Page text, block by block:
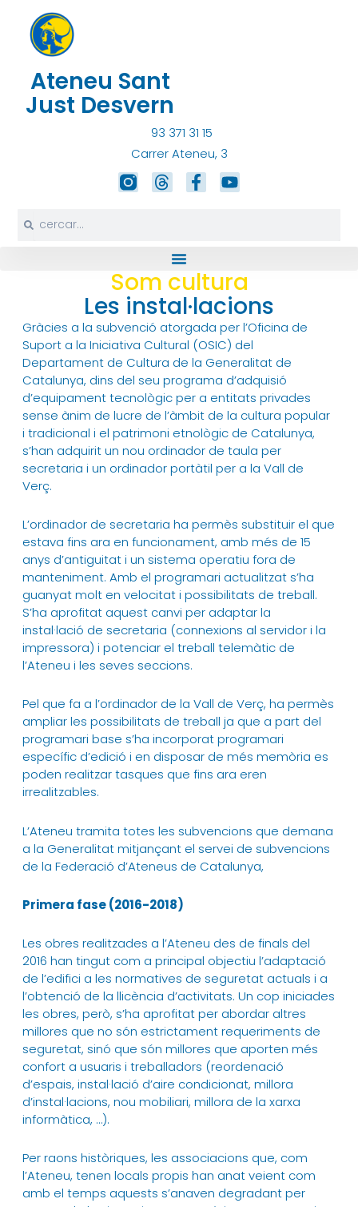
contingut
Ateneu Sant
Just Desvern
93 371 31 15
Carrer Ateneu, 3
T
h
F
a
o
k
-
f
Y
o
e
Som cultura
Les instal·lacions
Gràcies a la subvenció atorgada per l’Oficina de
Suport a la Iniciativa Cultural (OSIC) del
Departament de Cultura de la Generalitat de
Catalunya, dins del seu programa d’adquisió
d’equipament tecnològic per a entitats privades
sense ànim de lucre de l’àmbit de la cultura popular
i tradicional i el patrimoni etnològic de Catalunya,
s’han adquirit un nou ordinador de taula per
secretaria i un ordinador portàtil per a la Vall de
Verç.
L’ordinador de secretaria ha permès substituir el que
estava fins ara en funcionament, amb més de 15
anys d’antiguitat i un sistema operatiu fora de
manteniment. Amb el programari actualitzat s’ha
guanyat molt en velocitat i possibilitats de treball.
S’ha aprofitat aquest canvi per adaptar la
instal·lació de secretaria (connexions al servidor i la
impressora) i potenciar el treball telemàtic de
l’Ateneu i les seves seccions.
Pel que fa a l’ordinador de la Vall de Verç, ha permès
ampliar les possibilitats de treball ja que a part del
programari base s’ha incorporat programari
específic d’edició i en disposar de més memòria es
poden realitzar tasques que fins ara eren
irrealitzables.
L’Ateneu tramita totes les subvencions que demana
a la Generalitat mitjançant el servei de subvencions
de la Federació d’Ateneus de Catalunya,
Primera fase (2016-2018)
Les obres realitzades a l’Ateneu des de finals del
2016 han tingut com a principal objectiu l’adaptació
de l’edifici a les normatives de seguretat actuals i a
l’obtenció de la llicència d’activitats. Un cop iniciades
les obres, però, s’ha aprofitat per abordar altres
millores que no són estrictament requeriments de
seguretat, sinó que són millores que aporten més
confort a usuaris i treballadors (reordenació
d’espais, instal·lació d’aire condicionat, millora
d’instal·lacions, nou mobiliari, millora de la xarxa
informàtica, …).
Per raons històriques, les associacions que, com
l’Ateneu, tenen locals propis han anat veient com
amb el temps aquests s’anaven degradant per